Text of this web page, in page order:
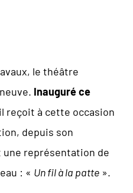
le théâtre
Inauguré ce
il reçoit à cette occasion
depuis son
représentation de
: « Un fil à la patte ».